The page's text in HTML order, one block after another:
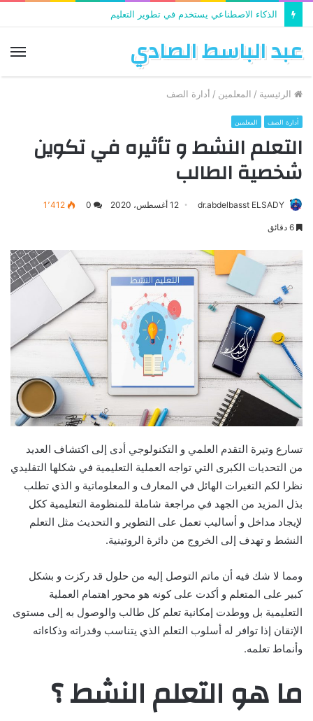
الذكاء الاصطناعي يستخدم في تطوير التعليم
عبد الباسط الصادي
الرئيسية / المعلمين / أدارة الصف
أدارة الصف المعلمين
التعلم النشط و تأثيره في تكوين
شخصية الطالب
dr.abdelbasst ELSADY 12 أغسطس، 2020 0 1٬412
تسارع وتيرة التقدم العلمي و التكنولوجي أدى إلى اكتشاف العديد
من التحديات الكبرى التي تواجه العملية التعليمية في شكلها التقليدي
نظرا لكم التغيرات الهائل في المعارف و المعلوماتية و الذي تطلب
بذل المزيد من الجهد في مراجعة شاملة للمنظومة التعليمية ككل
لإيجاد مداخل و أساليب تعمل على التطوير و التحديث مثل التعلم
النشط و تهدف إلى الخروج من دائرة الروتينية.
ومما لا شك فيه أن ماتم التوصل إليه من حلول قد ركزت و بشكل
كبير على المتعلم و أكدت على كونه هو محور اهتمام العملية
التعليمية بل ووطدت إمكانية تعلم كل طالب والوصول به إلى مستوى
الإتقان إذا توافر له أسلوب التعلم الذي يتناسب وقدراته وذكاءاته
وأنماط تعلمه.
ما هو التعلم النشط ؟